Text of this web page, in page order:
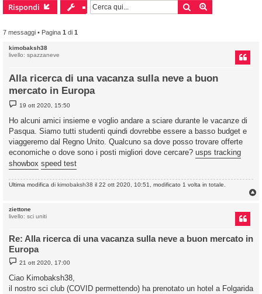
Rispondi Cerca
7 messaggi • Pagina 1 di 1
kimobaksh38
livello: spazzaneve
Alla ricerca di una vacanza sulla neve a buon
mercato in Europa
M
e
s
a
g
i
19 ott 2020, 15:50
Ho alcuni amici insieme e voglio andare a sciare durante le vacanze di
Pasqua. Siamo tutti studenti quindi dovrebbe essere a basso budget e
viaggeremo dal Regno Unito. Qualcuno sa dove posso trovare offerte
economiche o dove sono i posti migliori dove cercare? usps tracking
showbox speed test
Ultima modifica di kimobaksh38 il 22 ott 2020, 10:51, modificato 1 volta in totale.
ziettone
livello: sci uniti
Re: Alla ricerca di una vacanza sulla neve a buon mercato in
Europa
M
e
s
a
21 ott 2020, 17:00
Ciao Kimobaksh38,
il nostro sci club (COVID permettendo) ha prenotato un hotel a Folgarida